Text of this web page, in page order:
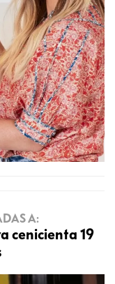
A:
cenicienta 19